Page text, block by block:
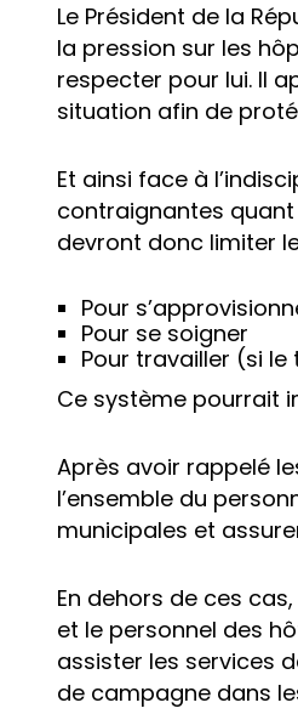
Le Président de la
la pression sur les
respecter pour lui. Il
situation afin de
Et ainsi face à
contraignantes quant
devront donc limiter
Pour
Pour se soigner
Pour travailler (si
Ce système pourrait
Après avoir rappelé
l’ensemble du
municipales et
En dehors de ces
et le personnel des
assister les services
de campagne dans